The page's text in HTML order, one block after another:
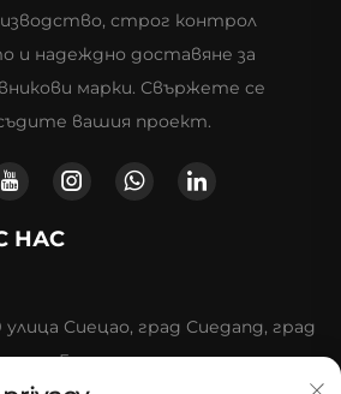
строг контрол
и надеждно доставяне за
марки. Свържете се
вашия проект.
НАС
Сиецао, град Сиеgang, град
Гуандун